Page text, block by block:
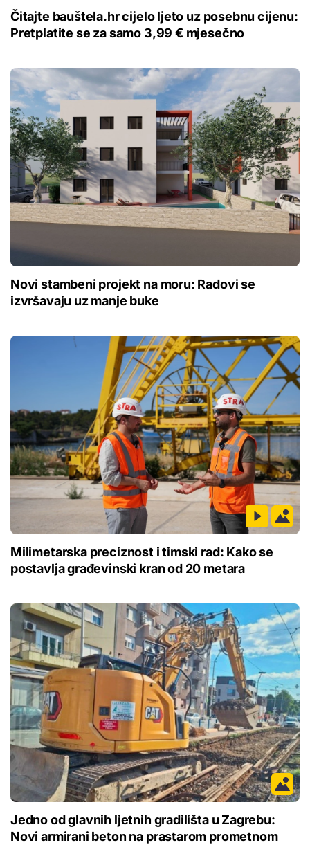
Čitajte bauštela.hr cijelo ljeto uz posebnu cijenu:
Pretplatite se za samo 3,99 € mjesečno
Novi stambeni projekt na moru: Radovi se
izvršavaju uz manje buke
Milimetarska preciznost i timski rad: Kako se
postavlja građevinski kran od 20 metara
Jedno od glavnih ljetnih gradilišta u Zagrebu:
Novi armirani beton na prastarom prometnom